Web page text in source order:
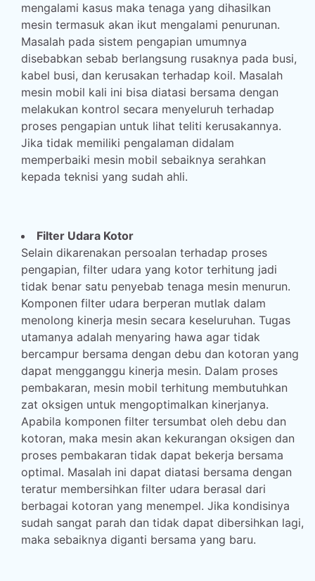
mengalami kasus maka tenaga yang dihasilkan
mesin termasuk akan ikut mengalami penurunan.
Masalah pada sistem pengapian umumnya
disebabkan sebab berlangsung rusaknya pada busi,
kabel busi, dan kerusakan terhadap koil. Masalah
mesin mobil kali ini bisa diatasi bersama dengan
melakukan kontrol secara menyeluruh terhadap
proses pengapian untuk lihat teliti kerusakannya.
Jika tidak memiliki pengalaman didalam
memperbaiki mesin mobil sebaiknya serahkan
kepada teknisi yang sudah ahli.
Filter Udara Kotor
Selain dikarenakan persoalan terhadap proses
pengapian, filter udara yang kotor terhitung jadi
tidak benar satu penyebab tenaga mesin menurun.
Komponen filter udara berperan mutlak dalam
menolong kinerja mesin secara keseluruhan. Tugas
utamanya adalah menyaring hawa agar tidak
bercampur bersama dengan debu dan kotoran yang
dapat mengganggu kinerja mesin. Dalam proses
pembakaran, mesin mobil terhitung membutuhkan
zat oksigen untuk mengoptimalkan kinerjanya.
Apabila komponen filter tersumbat oleh debu dan
kotoran, maka mesin akan kekurangan oksigen dan
proses pembakaran tidak dapat bekerja bersama
optimal. Masalah ini dapat diatasi bersama dengan
teratur membersihkan filter udara berasal dari
berbagai kotoran yang menempel. Jika kondisinya
sudah sangat parah dan tidak dapat dibersihkan lagi,
maka sebaiknya diganti bersama yang baru.